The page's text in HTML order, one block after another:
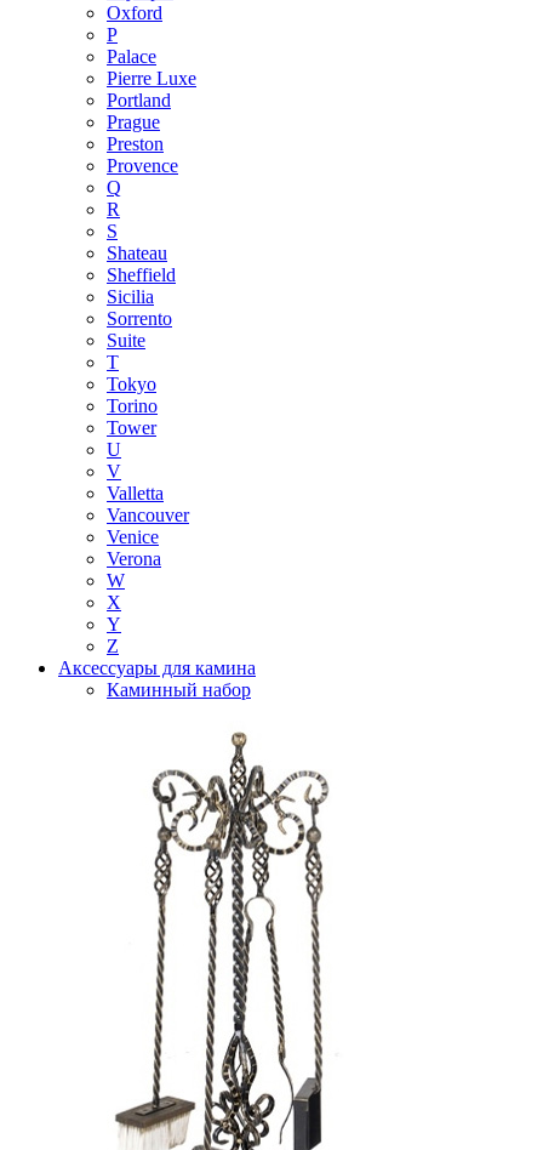
Oxford
P
Palace
Pierre Luxe
Portland
Prague
Preston
Provence
Q
R
S
Shateau
Sheffield
Sicilia
Sorrento
Suite
T
Tokyo
Torino
Tower
U
V
Valletta
Vancouver
Venice
Verona
W
X
Y
Z
Аксессуары для камина
Каминный набор